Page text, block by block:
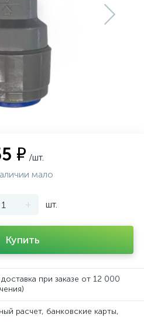
₽ /шт.
мало
+ шт.
Купить
при заказе от 12 000
расчет, банковские карты,